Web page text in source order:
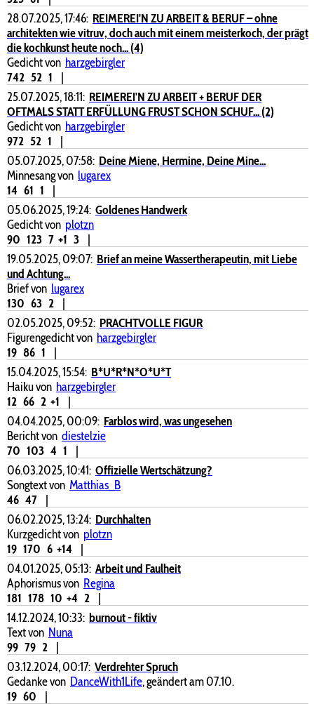
28.07.2025, 17:46: REIMEREI'N ZU ARBEIT & BERUF – ohne
architekten wie vitruv, doch auch mit einem meisterkoch, der prägt
die kochkunst heute noch... (4)
Gedicht von harzgebirgler
742 52 1
|
25.07.2025, 18:11: REIMEREI'N ZU ARBEIT + BERUF DER
OFTMALS STATT ERFÜLLUNG FRUST SCHON SCHUF... (2)
Gedicht von harzgebirgler
972 52 1
|
05.07.2025, 07:58: Deine Miene, Hermine, Deine Mine...
Minnesang von lugarex
14 61 1
|
05.06.2025, 19:24: Goldenes Handwerk
Gedicht von plotzn
90 123 7 +1 3
|
19.05.2025, 09:07: Brief an meine Wassertherapeutin, mit Liebe
und Achtung...
Brief von lugarex
130 63 2
|
02.05.2025, 09:52: PRACHTVOLLE FIGUR
Figurengedicht von harzgebirgler
19 86 1
|
15.04.2025, 15:54: B*U*R*N*O*U*T
Haiku von harzgebirgler
12 66 2 +1
|
04.04.2025, 00:09: Farblos wird, was ungesehen
Bericht von diestelzie
70 103 4 1
|
06.03.2025, 10:41: Offizielle Wertschätzung?
Songtext von Matthias_B
46 47
|
06.02.2025, 13:24: Durchhalten
Kurzgedicht von plotzn
19 170 6 +14
|
04.01.2025, 05:13: Arbeit und Faulheit
Aphorismus von Regina
181 178 10 +4 2
|
14.12.2024, 10:33: burnout - fiktiv
Text von Nuna
99 79 2
|
03.12.2024, 00:17: Verdrehter Spruch
Gedanke von DanceWith1Life, geändert am 07.10.
19 60
|